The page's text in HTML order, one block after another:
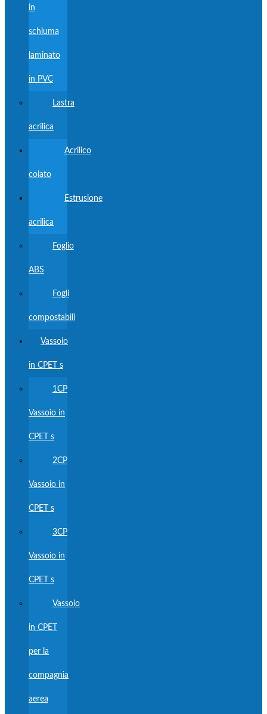
in
schiuma
laminato
in PVC
Lastra
acrilica
Acrilico
colato
Estrusione
acrilica
Foglio
ABS
Fogli
compostabili
Vassoio
in CPET s
1CP
Vassoio in
CPET s
2CP
Vassoio in
CPET s
3CP
Vassoio in
CPET s
Vassoio
in CPET
per la
compagnia
aerea